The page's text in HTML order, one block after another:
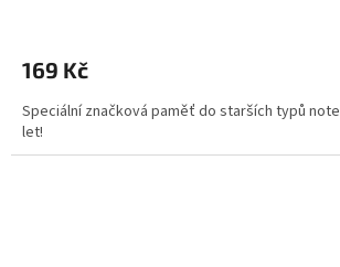
169 Kč
Speciální značková paměť do starších typů
let!